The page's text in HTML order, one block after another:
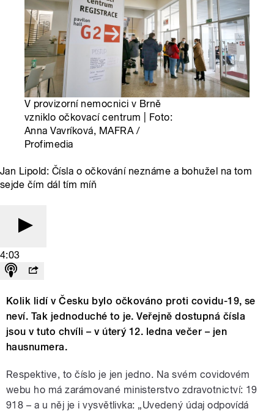
V provizorní nemocnici v Brně
vzniklo očkovací centrum | Foto:
Anna Vavríková, MAFRA /
Profimedia
Jan Lipold: Čísla o očkování neznáme a bohužel na tom
sejde čím dál tím míň
4:03
Kolik lidí v Česku bylo očkováno proti covidu-19, se
neví. Tak jednoduché to je. Veřejně dostupná čísla
jsou v tuto chvíli – v úterý 12. ledna večer – jen
hausnumera.
Respektive, to číslo je jen jedno. Na svém covidovém
webu ho má zarámované ministerstvo zdravotnictví: 19
918 – a u něj je i vysvětlivka: „Uvedený údaj odpovídá